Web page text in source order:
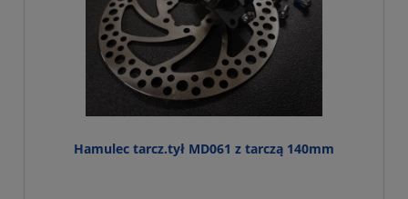
Hamulec tarcz.tył MD061 z tarczą 140mm